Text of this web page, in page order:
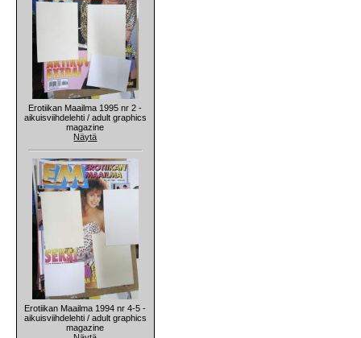
Erotiikan Maailma 1995 nr 2 -
aikuisviihdelehti / adult graphics
magazine
Näytä
Erotiikan Maailma 1994 nr 4-5 -
aikuisviihdelehti / adult graphics
magazine